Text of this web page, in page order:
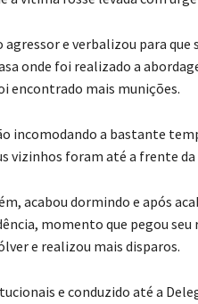
e verbalizou para que
onde foi realizado a
encontrado mais munições.
incomodando a bastante
foram até a frente da
acabou dormindo e após
momento que pegou
e realizou mais disparos.
e conduzido até a